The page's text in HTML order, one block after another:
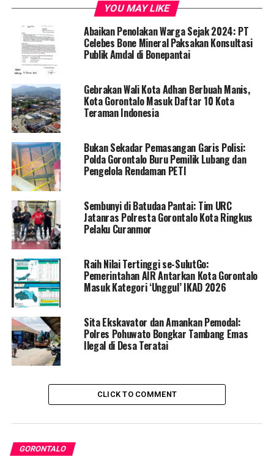
Djefri juga menambahkan, proses pencarian terbilang
cepat dan tidak menemui kendala yang menghambat
proses, pencarian hanya berlangsung kurang lebih 10
menit, tim langsung menemukan jasad korban di dasar
sungai sedalam 6 meter kata Djefri, tim
Usai ditemukan, jasad korban langsung di evakuasi ke
puskesma lalu diserahkan kepada keluarga untuk
dimakamkan. Djefry juga menghimbau warga yang
menghindari bagian sungai yang dalam.
UP NEXT
Ucapkan Selamat, Rektor UNUGO Siap Kerja Sama
Dengan Eduart Wolok
DON'T MISS
Ketua IKA UNG : Dukung dan Kawal Eduart!
YOU MAY LIKE
Abaikan Penolakan Warga Sejak 2024: PT
Celebes Bone Mineral Paksakan Konsultasi
Publik Amdal di Bonepantai
Gebrakan Wali Kota Adhan Berbuah Manis,
Kota Gorontalo Masuk Daftar 10 Kota
Teraman Indonesia
Bukan Sekadar Pemasangan Garis Polisi:
Polda Gorontalo Buru Pemilik Lubang dan
Pengelola Rendaman PETI
Sembunyi di Batudaa Pantai: Tim URC
Jatanras Polresta Gorontalo Kota Ringkus
Pelaku Curanmor
Raih Nilai Tertinggi se-SulutGo:
Pemerintahan AIR Antarkan Kota Gorontalo
Masuk Kategori ‘Unggul’ IKAD 2026
Sita Ekskavator dan Amankan Pemodal:
Polres Pohuwato Bongkar Tambang Emas
Ilegal di Desa Teratai
CLICK TO COMMENT
GORONTALO